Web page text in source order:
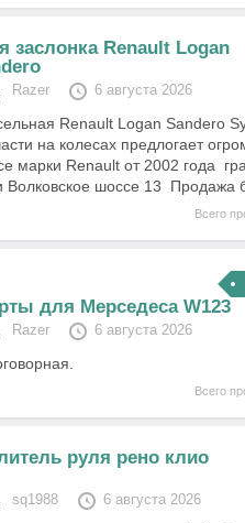
заслонка Renault Logan
Razer 6 августа 2026
Renault Logan Sandero
на колесах предлогает
марки Renault от 2002 года
Волковское шоссе 13 Продажа
Всего
для Мерседеса W123
Razer 6 августа 2026
Всего
руля рено клио
sq1988 6 августа 2026